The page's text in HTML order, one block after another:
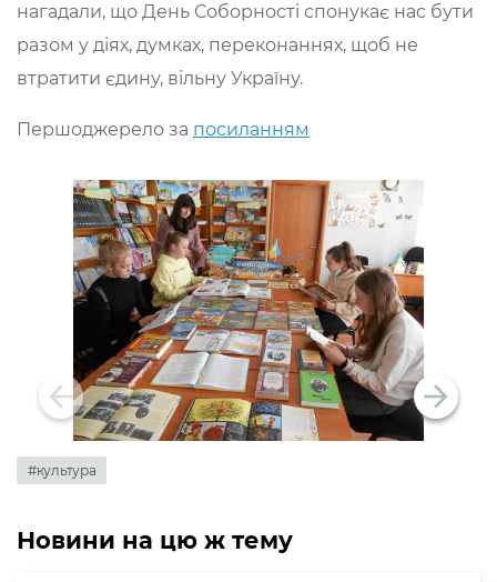
нагадали, що День Соборності спонукає нас бути
разом у діях, думках, переконаннях, щоб не
втратити єдину, вільну Україну.
Першоджерело за посиланням
#культура
Новини на цю ж тему